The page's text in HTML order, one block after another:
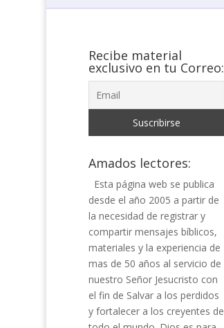
Recibe material
exclusivo en tu Correo:
Amados lectores:
Esta página web se publica
desde el año 2005 a partir de
la necesidad de registrar y
compartir mensajes bíblicos,
materiales y la experiencia de
mas de 50 años al servicio de
nuestro Señor Jesucristo con
el fin de Salvar a los perdidos
y fortalecer a los creyentes de